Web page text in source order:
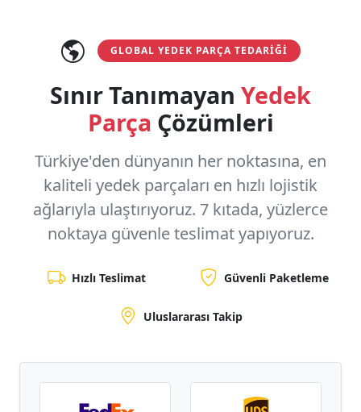
GLOBAL YEDEK PARÇA TEDARIĞI
Sınır Tanımayan Yedek
Parça Çözümleri
Türkiye'den dünyanın her noktasına, en
kaliteli yedek parçaları en hızlı lojistik
ağlarıyla ulaştırıyoruz. 7 kıtada, yüzlerce
noktaya güvenle teslimat yapıyoruz.
Hızlı Teslimat Güvenli Paketleme
Uluslararası Takip